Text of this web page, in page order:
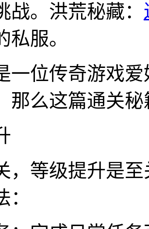
战。洪荒秘藏：
私服。
一位传奇游戏
那么这篇通关
，等级提升是